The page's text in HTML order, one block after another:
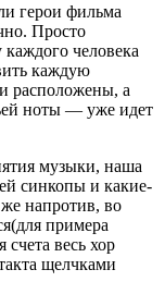
герои фильма
Просто
человека
каждую
расположены, а
ноты — уже идет
музыки, наша
синкопы и какие-
напротив, во
примера
весь хор
щелчками